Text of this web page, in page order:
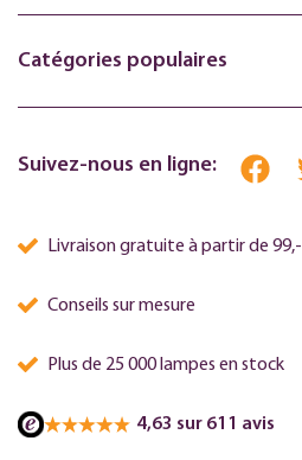
Catégories populaires
Suivez-nous en ligne:
Livraison gratuite à partir de 99,-
Conseils sur mesure
Plus de 25 000 lampes en stock
4,63 sur 611 avis